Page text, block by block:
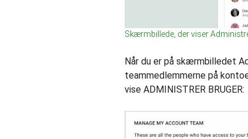
Skærmbillede, der viser
Når du er på skærmbilledet
teammedlemmerne på
vise ADMINISTRER BRUGER: